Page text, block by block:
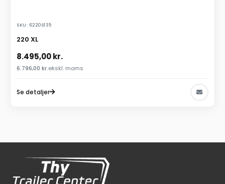
SKU: 6220S135
220 XL
8.495,00kr.
6.796,00 kr.ekskl. moms
Se detaljer